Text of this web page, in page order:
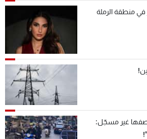
في منطقة الرملة
دراجة نصفها غير مسجّل: